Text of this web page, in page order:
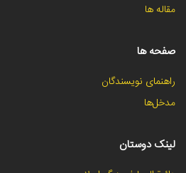
مقاله ها
صفحه ها
راهنمای نویسندگان
مدخل‌ها
لینک دوستان